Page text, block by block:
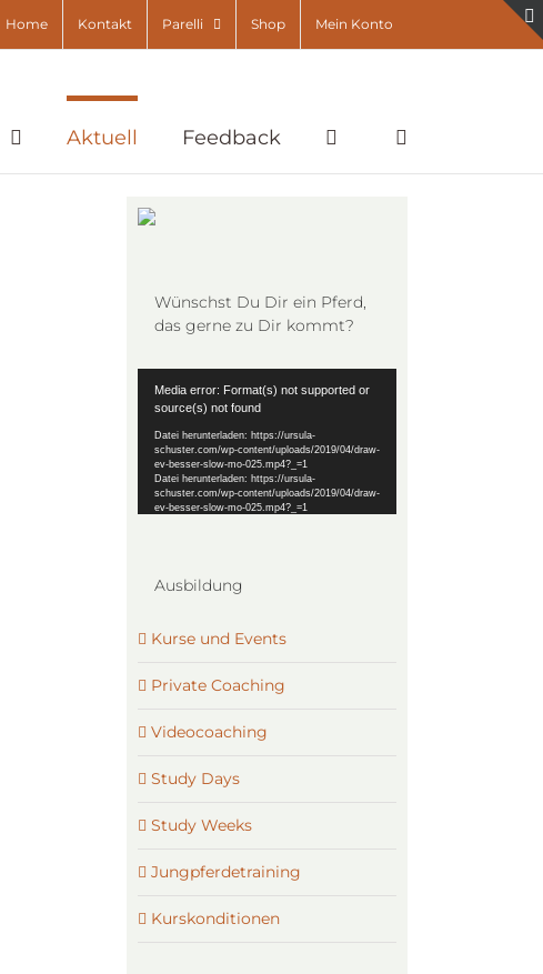
Home Kontakt Parelli Shop Mein Konto
Aktuell Feedback
Wünschst Du Dir ein Pferd,
das gerne zu Dir kommt?
Player
Media error: Format(s) not supported or
source(s) not found
Datei herunterladen: https://ursula-
schuster.com/wp-content/uploads/2019/04/draw-
ev-besser-slow-mo-025.mp4?_=1
Datei herunterladen: https://ursula-
schuster.com/wp-content/uploads/2019/04/draw-
ev-besser-slow-mo-025.mp4?_=1
Ausbildung
Kurse und Events
Private Coaching
Videocoaching
Study Days
Study Weeks
Jungpferdetraining
Kurskonditionen